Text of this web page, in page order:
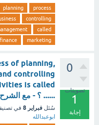
process
planning
controlling
called
marketing
finance
0
تصويتات
1
إجابة
of planning,
controlling
is called
...... ؟ - مع الشرح
سُئل فبراير 8 في
ابوعبدالله